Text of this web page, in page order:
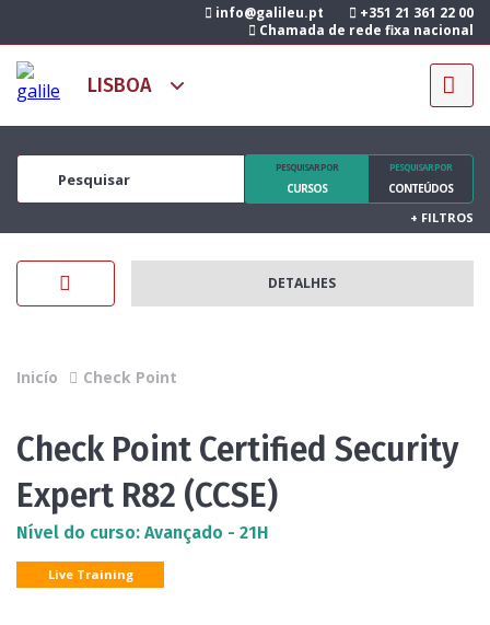
info@galileu.pt
+351 21 361 22 00
Chamada de rede fixa nacional
PESQUISAR POR
CURSOS
PESQUISAR POR
CONTEÚDOS
+ FILTROS
DETALHES
Inicío Check Point
Check Point Certified Security
Expert R82 (CCSE)
Nível do curso: Avançado - 21H
Live Training